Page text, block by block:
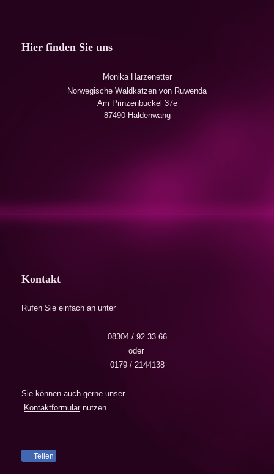
Hier finden Sie uns
Monika Harzenetter
Norwegische Waldkatzen von Ruwenda
Am Prinzenbuckel 37e
87490 Haldenwang
Kontakt
Rufen Sie einfach an unter
08304 / 92 33 66
oder
0179 / 2144138
Sie können auch gerne unser
Kontaktformular nutzen.
Teilen